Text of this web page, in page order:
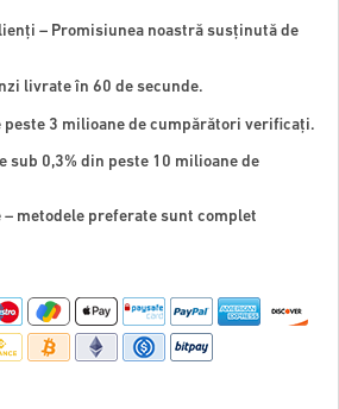
– Promisiunea noastră susținută de
livrate în 60 de secunde.
peste 3 milioane de cumpărători verificați.
sub 0,3% din peste 10 milioane de
metodele preferate sunt complet